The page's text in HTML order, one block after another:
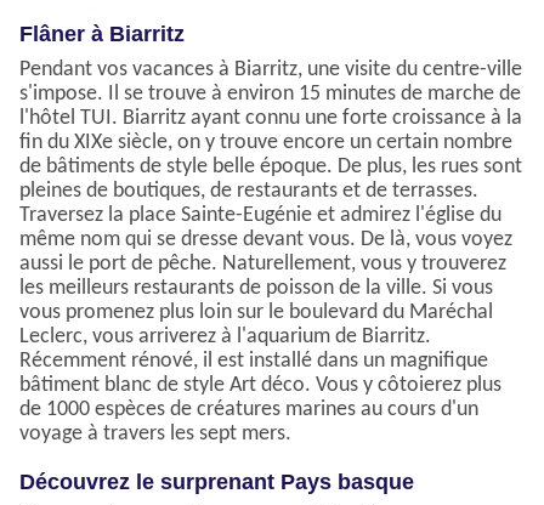
Flâner à Biarritz
Pendant vos vacances à Biarritz, une visite du centre-ville
s'impose. Il se trouve à environ 15 minutes de marche de
l'hôtel TUI. Biarritz ayant connu une forte croissance à la
fin du XIXe siècle, on y trouve encore un certain nombre
de bâtiments de style belle époque. De plus, les rues sont
pleines de boutiques, de restaurants et de terrasses.
Traversez la place Sainte-Eugénie et admirez l'église du
même nom qui se dresse devant vous. De là, vous voyez
aussi le port de pêche. Naturellement, vous y trouverez
les meilleurs restaurants de poisson de la ville. Si vous
vous promenez plus loin sur le boulevard du Maréchal
Leclerc, vous arriverez à l'aquarium de Biarritz.
Récemment rénové, il est installé dans un magnifique
bâtiment blanc de style Art déco. Vous y côtoierez plus
de 1000 espèces de créatures marines au cours d'un
voyage à travers les sept mers.
Découvrez le surprenant Pays basque